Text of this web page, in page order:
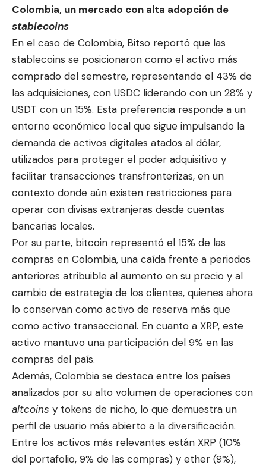
Colombia, un mercado con alta adopción de
stablecoins
En el caso de Colombia, Bitso reportó que las
stablecoins se posicionaron como el activo más
comprado del semestre, representando el 43% de
las adquisiciones, con USDC liderando con un 28% y
USDT con un 15%. Esta preferencia responde a un
entorno económico local que sigue impulsando la
demanda de activos digitales atados al dólar,
utilizados para proteger el poder adquisitivo y
facilitar transacciones transfronterizas, en un
contexto donde aún existen restricciones para
operar con divisas extranjeras desde cuentas
bancarias locales.
Por su parte, bitcoin representó el 15% de las
compras en Colombia, una caída frente a periodos
anteriores atribuible al aumento en su precio y al
cambio de estrategia de los clientes, quienes ahora
lo conservan como activo de reserva más que
como activo transaccional. En cuanto a XRP, este
activo mantuvo una participación del 9% en las
compras del país.
Además, Colombia se destaca entre los países
analizados por su alto volumen de operaciones con
altcoins y tokens de nicho, lo que demuestra un
perfil de usuario más abierto a la diversificación.
Entre los activos más relevantes están XRP (10%
del portafolio, 9% de las compras) y ether (9%),